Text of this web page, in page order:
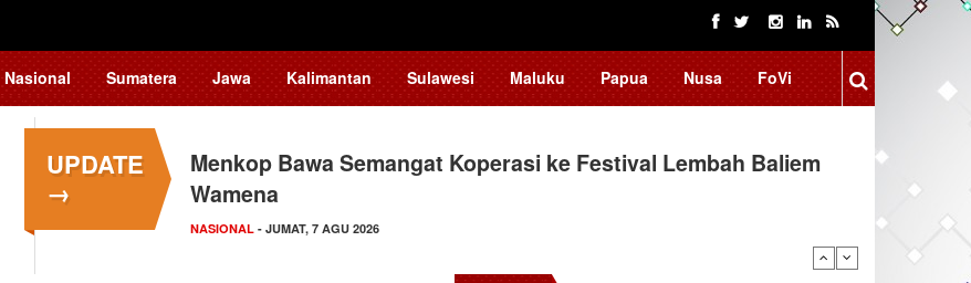
Nasional Sumatera Jawa Kalimantan Sulawesi Maluku Papua Nusa FoVi
UPDATE
→
Menkop Bawa Semangat Koperasi ke Festival Lembah Baliem
Wamena
NASIONAL - JUMAT, 7 AGU 2026